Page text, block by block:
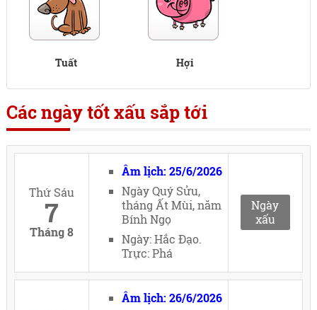
Tuất Hợi
Các ngày tốt xấu sắp tới
Thứ Sáu
7
Tháng 8
Âm lịch: 25/6/2026
Ngày Quý Sửu,
tháng Ất Mùi, năm
Bính Ngọ
Ngày: Hắc Đạo.
Trực: Phá
Ngày
xấu
Âm lịch: 26/6/2026